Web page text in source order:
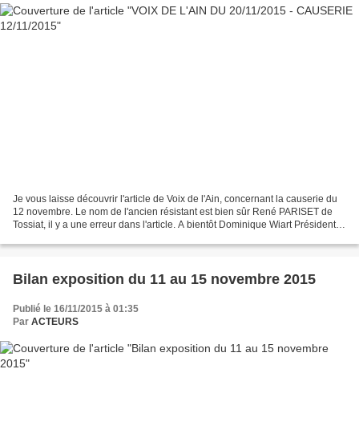
Je vous laisse découvrir l'article de Voix de l'Ain, concernant la causerie du
12 novembre. Le nom de l'ancien résistant est bien sûr René PARISET de
Tossiat, il y a une erreur dans l'article. A bientôt Dominique Wiart Présidente
Bilan exposition du 11 au 15 novembre 2015
Publié le 16/11/2015 à 01:35
Par ACTEURS